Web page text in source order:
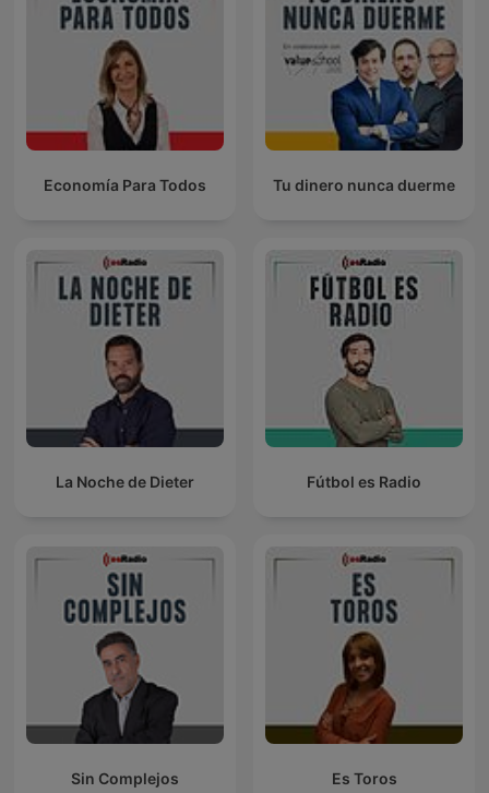
Economía Para Todos Tu dinero nunca duerme
La Noche de Dieter Fútbol es Radio
Sin Complejos Es Toros